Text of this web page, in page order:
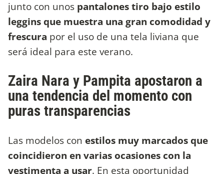
junto con unos pantalones tiro bajo estilo
leggins que muestra una gran comodidad y
frescura por el uso de una tela liviana que
será ideal para este verano.
Zaira Nara y Pampita apostaron a
una tendencia del momento con
puras transparencias
Las modelos con estilos muy marcados que
coincidieron en varias ocasiones con la
vestimenta a usar. En esta oportunidad